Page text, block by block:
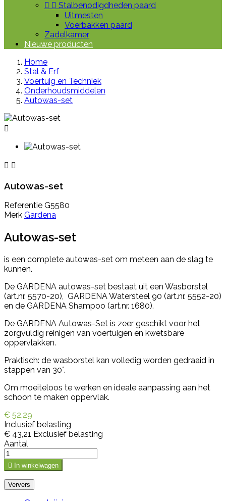
  Stalbenodigdheden paard
Uitmesten
Voerbakken paard
Zadelkamer
Nieuwe producten
Home
Stal & Erf
Voertuig en Techniek
Onderhoudsmiddelen
Autowas-set

 
Autowas-set
Referentie G5580
Merk Gardena
Autowas-set
is een complete autowas-set om meteen aan de slag te
kunnen.
De GARDENA autowas-set bestaat uit een Wasborstel
(art.nr. 5570-20), GARDENA Watersteel 90 (art.nr. 5552-20)
en de GARDENA Shampoo (art.nr. 1680).
De GARDENA Autowas-Set is zeer geschikt voor het
zorgvuldig reinigen van voertuigen en kwetsbare
oppervlakken.
Praktisch: de wasborstel kan volledig worden gedraaid in
stappen van 30°.
Om moeiteloos te werken en ideale aanpassing aan het
schoon te maken oppervlak.
€ 52,29
Inclusief belasting
€ 43,21 Exclusief belasting
Aantal
 In winkelwagen